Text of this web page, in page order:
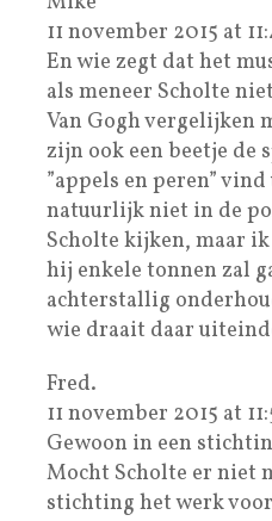
11 november 2015 at
En wie zegt dat het
als meneer Scholte
Van Gogh vergelijken
zijn ook een beetje de
”appels en peren”
natuurlijk niet in de
Scholte kijken, maar
hij enkele tonnen zal
achterstallig
wie draait daar
Fred.
11 november 2015 at
Gewoon in een
Mocht Scholte er niet
stichting het werk